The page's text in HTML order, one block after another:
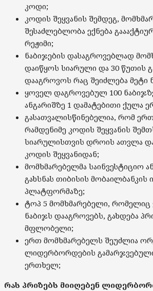
კოდი;
კოდის შეყვანის შემდეგ,
შესაძლებლობა ექნება
რეჟიმი;
ნაბიჯების დასაგროვებლად
დაიწყოს სიარული და 30 წუთის
დააგროვოს რაც შეიძლება მეტი
ყოველ დაგროვებულ 100
ანგარიშზე 1 დამატებითი ქულა
გასათვალისწინებელია, რომ
რამდენიმე კოდის შეყვანის
სიარულისთვის დროის ათვლა
კოდის შეყვანიდან;
მომხმარებელმა საინვესტიციო
გახსნას თიბისის მობაილბანკის
პლატფორმაზე;
ტოპ 5 მომხმარებელი, რომელიც
ნაბიჯს დააგროვებს, გახდება
მფლობელი;
ერთ მომხმარებელს შეუძლია
ლიდერბორდების
ერთხელ;
რას პრიზებს მიიღებენ